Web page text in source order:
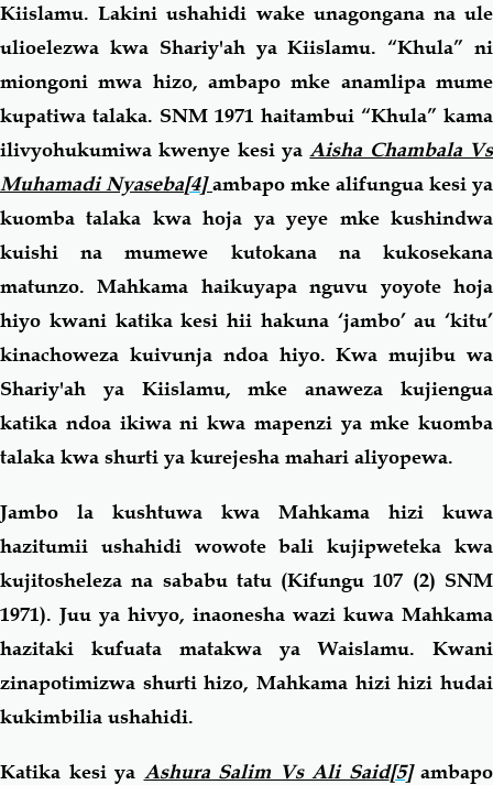
Kiislamu. Lakini ushahidi wake unagongana na ule
ulioelezwa kwa Shariy'ah ya Kiislamu. “Khula” ni
miongoni mwa hizo, ambapo mke anamlipa mume
kupatiwa talaka. SNM 1971 haitambui “Khula” kama
ilivyohukumiwa kwenye kesi yaAisha Chambala Vs
Muhamadi Nyaseba[4] ambapo mke alifungua kesi ya
kuomba talaka kwa hoja ya yeye mke kushindwa
kuishi na mumewe kutokana na kukosekana
matunzo. Mahkama haikuyapa nguvu yoyote hoja
hiyo kwani katika kesi hii hakuna ‘jambo’ au ‘kitu’
kinachoweza kuivunja ndoa hiyo. Kwa mujibu wa
Shariy'ah ya Kiislamu, mke anaweza kujiengua
katika ndoa ikiwa ni kwa mapenzi ya mke kuomba
talaka kwa shurti ya kurejesha mahari aliyopewa.
Jambo la kushtuwa kwa Mahkama hizi kuwa
hazitumii ushahidi wowote bali kujipweteka kwa
kujitosheleza na sababu tatu (Kifungu 107 (2) SNM
1971). Juu ya hivyo, inaonesha wazi kuwa Mahkama
hazitaki kufuata matakwa ya Waislamu. Kwani
zinapotimizwa shurti hizo, Mahkama hizi hizi hudai
kukimbilia ushahidi.
Katika kesi ya Ashura Salim Vs Ali Said[5]ambapo